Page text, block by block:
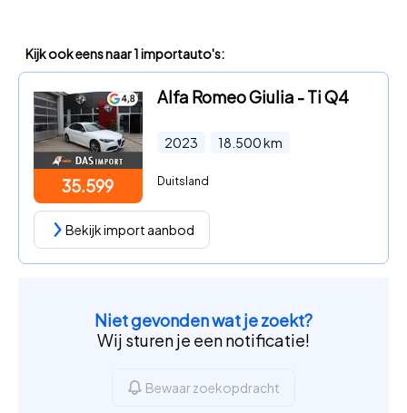
Kijk ook eens naar 1 importauto's:
35.599
Alfa Romeo Giulia - Ti Q4
2023 18.500km
Duitsland
Bekijk import aanbod
Niet gevonden wat je zoekt?
Wij sturen je een notificatie!
Bewaar zoekopdracht